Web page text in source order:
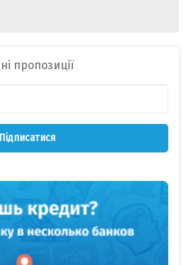
пропозиції
Підписатися